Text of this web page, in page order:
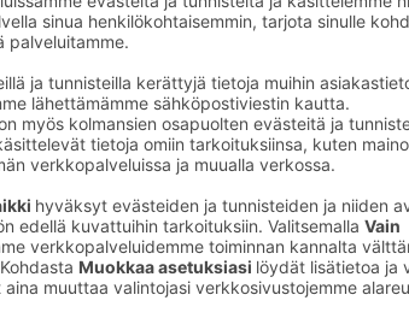
Kasvonaamiot ja seerumit